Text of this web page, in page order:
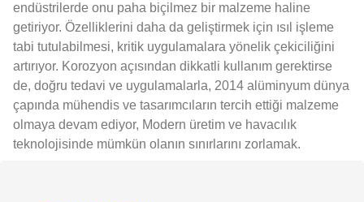
endüstrilerde onu paha biçilmez bir malzeme haline
getiriyor. Özelliklerini daha da geliştirmek için ısıl işleme
tabi tutulabilmesi, kritik uygulamalara yönelik çekiciliğini
artırıyor. Korozyon açısından dikkatli kullanım gerektirse
de, doğru tedavi ve uygulamalarla, 2014 alüminyum dünya
çapında mühendis ve tasarımcıların tercih ettiği malzeme
olmaya devam ediyor, Modern üretim ve havacılık
teknolojisinde mümkün olanın sınırlarını zorlamak.